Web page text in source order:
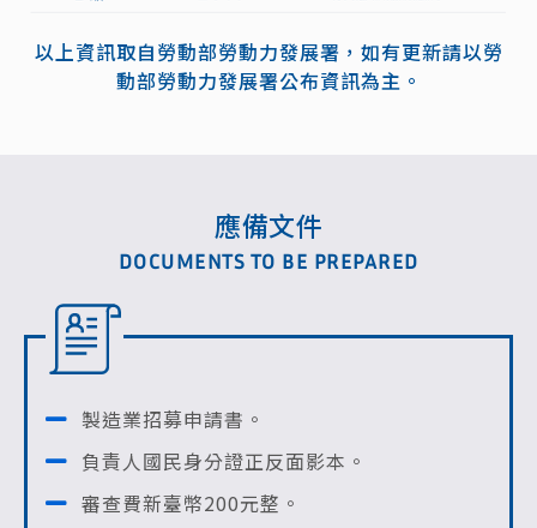
以上資訊取自勞動部勞動力發展署，如有更新請以勞
動部勞動力發展署公布資訊為主。
應備文件
DOCUMENTS TO BE PREPARED
製造業招募申請書。
負責人國民身分證正反面影本。
審查費新臺幣200元整。